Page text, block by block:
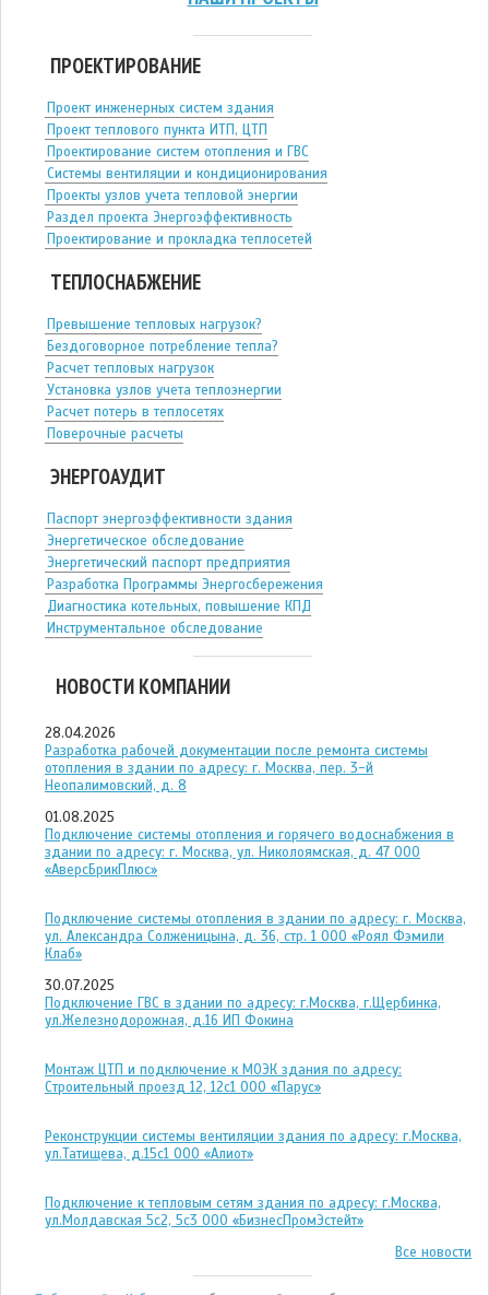
ПРОЕКТИРОВАНИЕ
Проект инженерных систем здания
Проект теплового пункта ИТП, ЦТП
Проектирование систем отопления и ГВС
Системы вентиляции и кондиционирования
Проекты узлов учета тепловой энергии
Раздел проекта Энергоэффективность
Проектирование и прокладка теплосетей
ТЕПЛОСНАБЖЕНИЕ
Превышение тепловых нагрузок?
Бездоговорное потребление тепла?
Расчет тепловых нагрузок
Установка узлов учета теплоэнергии
Расчет потерь в теплосетях
Поверочные расчеты
ЭНЕРГОАУДИТ
Паспорт энергоэффективности здания
Энергетическое обследование
Энергетический паспорт предприятия
Разработка Программы Энергосбережения
Диагностика котельных, повышение КПД
Инструментальное обследование
НОВОСТИ КОМПАНИИ
28.04.2026
Разработка рабочей документации после ремонта системы
отопления в здании по адресу: г. Москва, пер. 3-й
Неопалимовский, д. 8
01.08.2025
Подключение системы отопления и горячего водоснабжения в
здании по адресу: г. Москва, ул. Николоямская, д. 47 ООО
«АверсБрикПлюс»
Подключение системы отопления в здании по адресу: г. Москва,
ул. Александра Солженицына, д. 36, стр. 1 ООО «Роял Фэмили
Клаб»
30.07.2025
Подключение ГВС в здании по адресу: г.Москва, г.Щербинка,
ул.Железнодорожная, д.16 ИП Фокина
Монтаж ЦТП и подключение к МОЭК здания по адресу:
Строительный проезд 12, 12с1 ООО «Парус»
Реконструкции системы вентиляции здания по адресу: г.Москва,
ул.Татищева, д.15с1 ООО «Алиот»
Подключение к тепловым сетям здания по адресу: г.Москва,
ул.Молдавская 5с2, 5с3 ООО «БизнесПромЭстейт»
Все новости